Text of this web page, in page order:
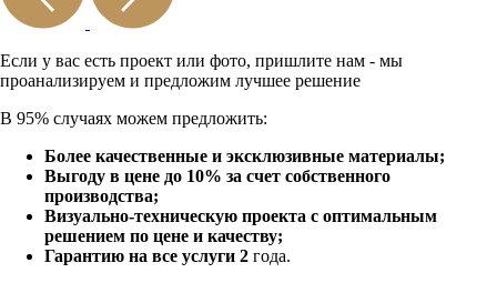
Если у вас есть проект или фото, пришлите нам - мы
проанализируем и предложим лучшее решение
В 95% случаях можем предложить:
Более качественные и эксклюзивные материалы;
Выгоду в цене до 10% за счет собственного
производства;
Визуально-техническую проекта с оптимальным
решением по цене и качеству;
Гарантию на все услуги 2 года.